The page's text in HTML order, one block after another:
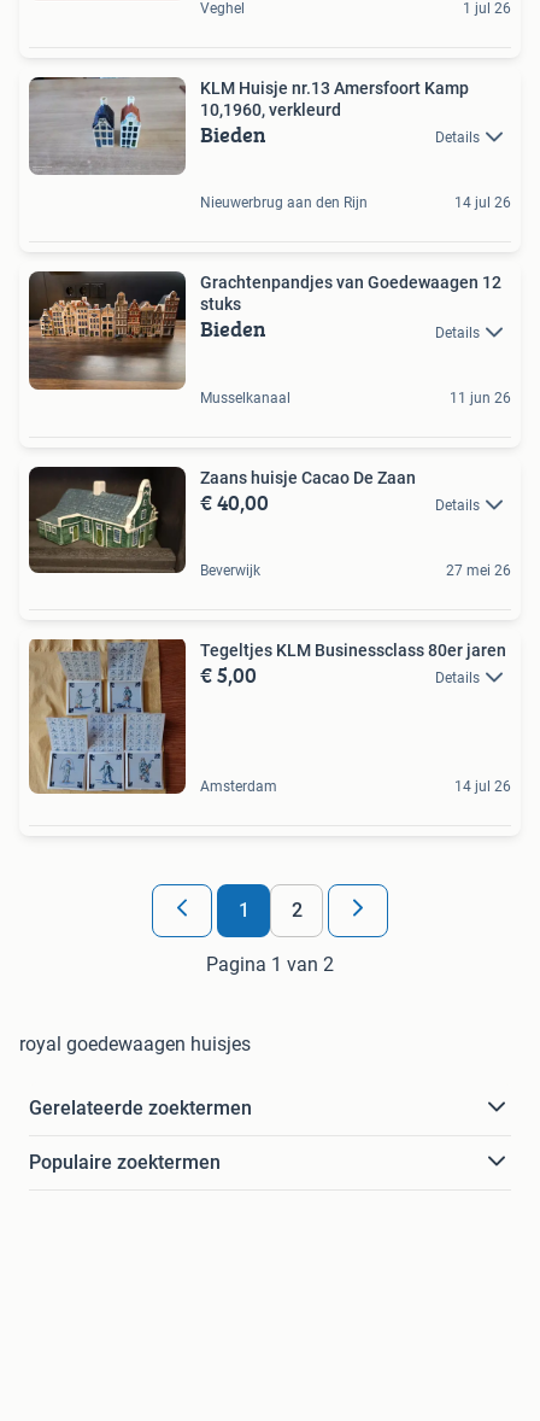
Veghel 1 jul 26
KLM Huisje nr.13 Amersfoort Kamp
10,1960, verkleurd
Bieden Details
Nieuwerbrug aan den Rijn 14 jul 26
Grachtenpandjes van Goedewaagen 12
stuks
Bieden Details
Musselkanaal 11 jun 26
Zaans huisje Cacao De Zaan
€ 40,00 Details
Beverwijk 27 mei 26
Tegeltjes KLM Businessclass 80er jaren
€ 5,00 Details
Amsterdam 14 jul 26
1 2
Pagina 1 van 2
royal goedewaagen huisjes
Gerelateerde zoektermen
Populaire zoektermen